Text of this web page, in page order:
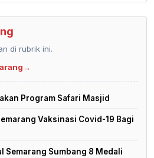
di rubrik ini.
→
Program Safari Masjid
Vaksinasi Covid-19 Bagi
Semarang Sumbang 8 Medali